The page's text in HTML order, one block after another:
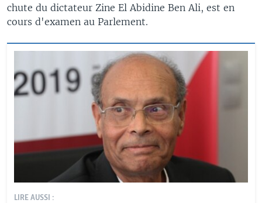
chute du dictateur Zine El Abidine Ben Ali, est en
cours d'examen au Parlement.
LIRE AUSSI :